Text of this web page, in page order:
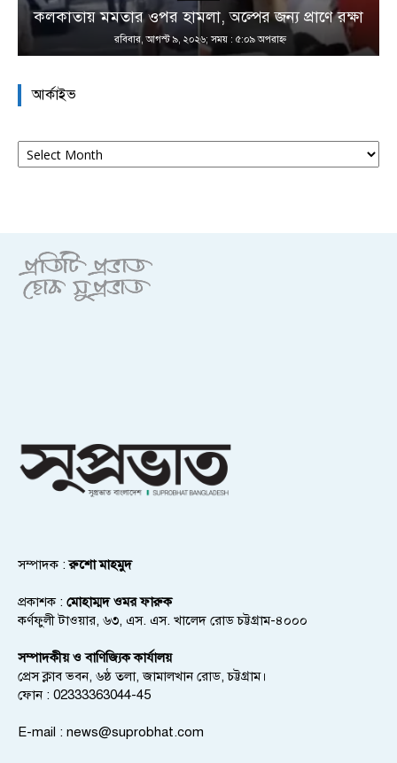
কলকাতায় মমতার ওপর হামলা, অল্পের জন্য প্রাণে রক্ষা
রবিবার, আগস্ট ৯, ২০২৬; সময় : ৫:০৯ অপরাহ্ণ
আর্কাইভ
আর্কাইভ
সম্পাদক :রুশো মাহমুদ
প্রকাশক : মোহাম্মদ ওমর ফারুক
কর্ণফুলী টাওয়ার, ৬৩, এস. এস. খালেদ রোড চট্টগ্রাম-৪০০০
সম্পাদকীয় ও বাণিজ্যিক কার্যালয়
প্রেস ক্লাব ভবন, ৬ষ্ঠ তলা, জামালখান রোড, চট্টগ্রাম।
ফোন : 02333363044-45
E-mail : news@suprobhat.com